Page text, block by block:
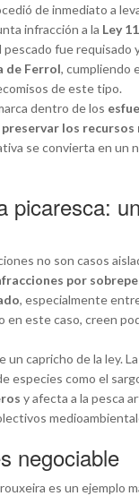
de inmediato a
infracción a la Ley
pescado fue requisado
de Ferrol, cumpliendo
de este tipo.
dentro de los
los recursos
se convierta en un
picaresca:
no son casos
por
, especialmente
en este caso, creen
un capricho de la ley. La
especies como el
y afecta a la pesca
negociable
es un ejemplo